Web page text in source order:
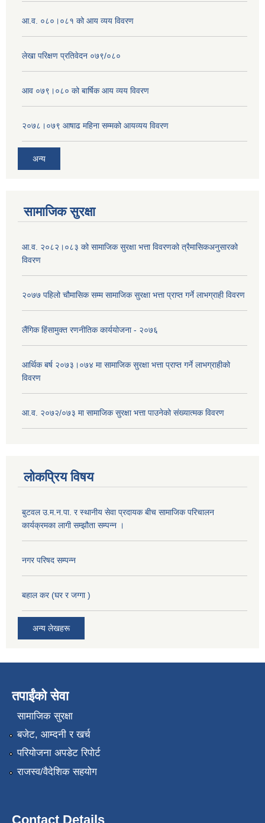
आ.व. ०८०।०८१ को आय व्यय विवरण
लेखा परिक्षण प्रतिवेदन ०७९/०८०
आव ०७९।०८० को बार्षिक आय व्यय विवरण
२०७८।०७९ आषाढ महिना सम्मको आयव्यय विवरण
अन्य
सामाजिक सुरक्षा
आ.व. २०८२।०८३ को सामाजिक सुरक्षा भत्ता विवरणको त्रैमासिकअनुसारको
विवरण
२०७७ पहिलो चौमासिक सम्म सामाजिक सुरक्षा भत्ता प्राप्त गर्ने लाभग्राही विवरण
लैंगिक हिंसामुक्त रणनीतिक कार्ययोजना - २०७६
आर्थिक बर्ष २०७३।०७४ मा सामाजिक सुरक्षा भत्ता प्राप्त गर्ने लाभग्राहीको
विवरण
आ.व. २०७२/०७३ मा सामाजिक सुरक्षा भत्ता पाउनेको संख्यात्मक विवरण
लोकप्रिय विषय
बुटवल उ.म.न.पा. र स्थानीय सेवा प्रदायक बीच सामाजिक परिचालन
कार्यक्रमका लागी सम्झौता सम्पन्न ।
नगर परिषद सम्पन्न
बहाल कर (घर र जग्गा )
अन्य लेखहरू
तपाईंको सेवा
सामाजिक सुरक्षा
बजेट, आम्दनी र खर्च
परियोजना अपडेट रिपोर्ट
राजस्व/वैदेशिक सहयोग
Contact Details